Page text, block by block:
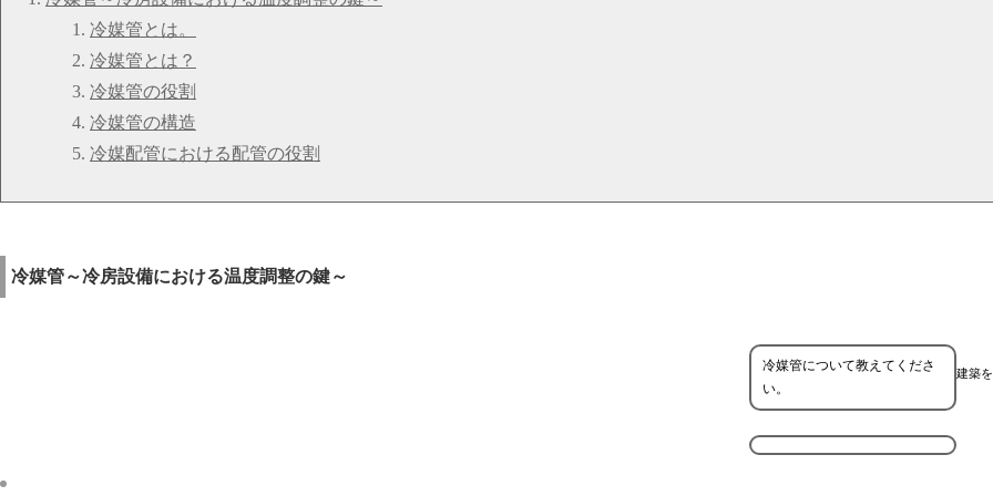
冷媒管とは。
冷媒管とは？
冷媒管の役割
冷媒管の構造
冷媒配管における配管の役割
冷媒管～冷房設備における温度調整の鍵～
建築
冷媒管について教えてくださ
い。